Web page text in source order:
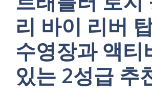
리 바이 리버
수영장과 액티
있는 2성급 추